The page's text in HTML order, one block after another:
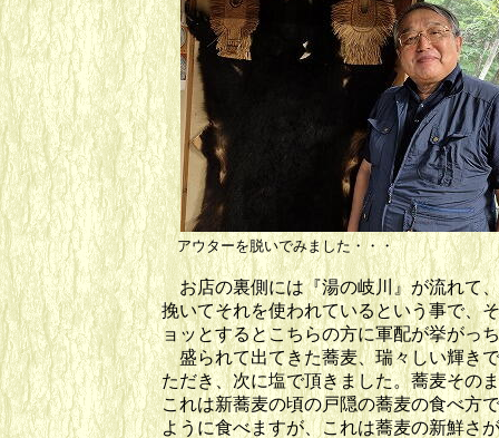
アウターを脱いで
お店の裏側には『湯の岐川』が流れて
挽いてそれを使われているという事で、
ョッとするとこちらの方に軍配が挙がっ
盛られて出てきた蕎麦、瑞々しい輝き
ただき、次に塩で頂きました。蕎麦その
これは新蕎麦の頃の戸隠の蕎麦の食べ方
ように食べますが、これは蕎麦の新鮮さ